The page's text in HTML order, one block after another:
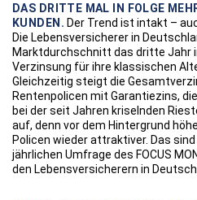
DAS DRITTE MAL IN FOLGE
KUNDEN. Der Trend ist intakt –
Die Lebensversicherer in
Marktdurchschnitt das dritte Jahr
Verzinsung für ihre klassischen
Gleichzeitig steigt die
Rentenpolicen mit Garantiezins,
bei der seit Jahren kriselnden
auf, denn vor dem Hintergrund
Policen wieder attraktiver. Das
jährlichen Umfrage des FOCUS
den Lebensversicherern in